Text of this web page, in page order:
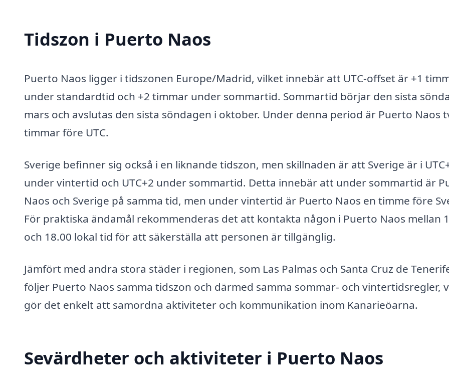
Tidszon i Puerto Naos
Puerto Naos ligger i tidszonen Europe/Madrid, vilket innebär att UTC-offset är +1
under standardtid och +2 timmar under sommartid. Sommartid börjar den sista
mars och avslutas den sista söndagen i oktober. Under denna period är Puerto Naos
timmar före UTC.
Sverige befinner sig också i en liknande tidszon, men skillnaden är att Sverige är i
under vintertid och UTC+2 under sommartid. Detta innebär att under sommartid är
Naos och Sverige på samma tid, men under vintertid är Puerto Naos en timme före
För praktiska ändamål rekommenderas det att kontakta någon i Puerto Naos mellan
och 18.00 lokal tid för att säkerställa att personen är tillgänglig.
Jämfört med andra stora städer i regionen, som Las Palmas och Santa Cruz de
följer Puerto Naos samma tidszon och därmed samma sommar- och vintertidsregler,
gör det enkelt att samordna aktiviteter och kommunikation inom Kanarieöarna.
Sevärdheter och aktiviteter i Puerto Naos